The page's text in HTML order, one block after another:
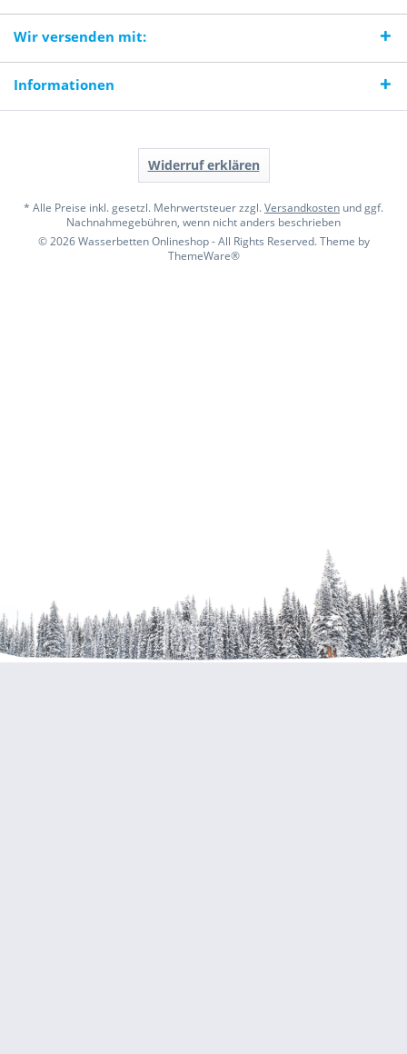
Wir versenden mit:
Informationen
Widerruf erklären
* Alle Preise inkl. gesetzl. Mehrwertsteuer zzgl.Versandkosten und ggf.
Nachnahmegebühren, wenn nicht anders beschrieben
© 2026 Wasserbetten Onlineshop - All Rights Reserved. Theme by
ThemeWare®